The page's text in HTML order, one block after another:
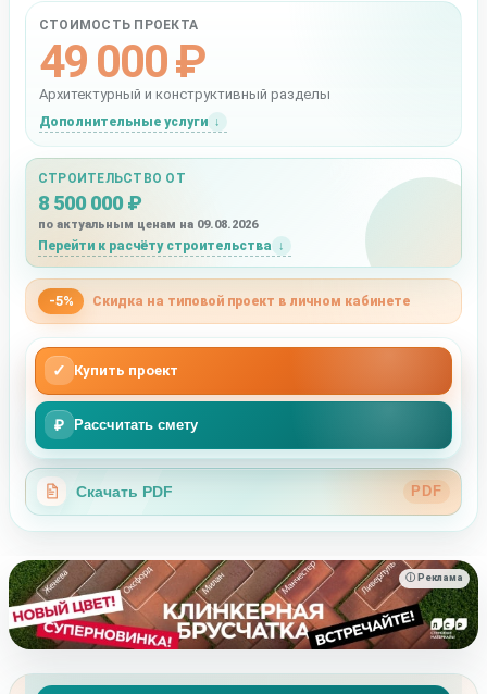
СТОИМОСТЬ ПРОЕКТА
49 000 ₽
Архитектурный и конструктивный разделы
Дополнительные услуги
СТРОИТЕЛЬСТВО ОТ
8 500 000 ₽
по актуальным ценам на 09.08.2026
Перейти к расчёту строительства
-5% Скидка на типовой проект в личном кабинете
✓ Купить проект
₽ Рассчитать смету
Скачать PDF PDF
ⓘ Реклама